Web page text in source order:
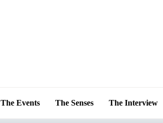
The Events The Senses The Interview